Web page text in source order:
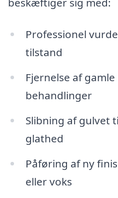
Professionel
tilstand
Fjernelse af
behandlinger
Slibning af gulvet
glathed
Påføring af ny
eller voks